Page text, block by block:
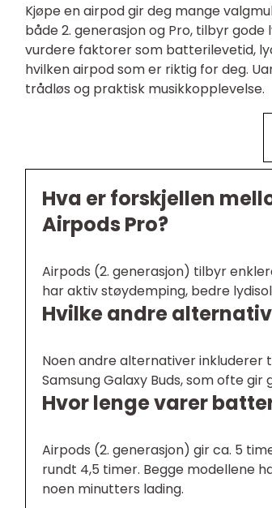
Kjøpe en airpod gir deg mange
både 2. generasjon og Pro, tilbyr
vurdere faktorer som batterilevetid,
hvilken airpod som er riktig for deg.
trådløs og praktisk musikkopplevelse.
Hva er forskjellen
Airpods Pro?
Airpods (2. generasjon) tilbyr
har aktiv støydemping, bedre
Hvilke andre
Noen andre alternativer
Samsung Galaxy Buds, som ofte
Hvor lenge varer
Airpods (2. generasjon) gir ca. 5
rundt 4,5 timer. Begge modellene
noen minutters lading.